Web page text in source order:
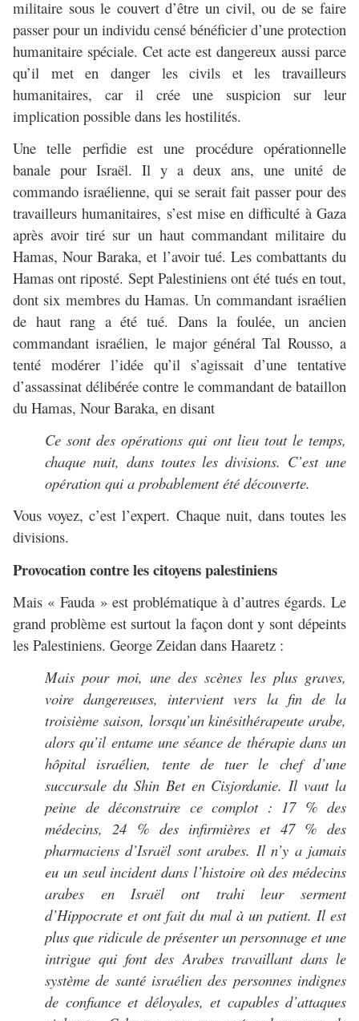
militaire sous le couvert d’être un civil, ou de se faire
passer pour un individu censé bénéficier d’une protection
humanitaire spéciale. Cet acte est dangereux aussi parce
qu’il met en danger les civils et les travailleurs
humanitaires, car il crée une suspicion sur leur
implication possible dans les hostilités.
Une telle perfidie est une procédure opérationnelle
banale pour Israël. Il y a deux ans, une unité de
commando israélienne, qui se serait fait passer pour des
travailleurs humanitaires, s’est mise en difficulté à Gaza
après avoir tiré sur un haut commandant militaire du
Hamas, Nour Baraka, et l’avoir tué. Les combattants du
Hamas ont riposté. Sept Palestiniens ont été tués en tout,
dont six membres du Hamas. Un commandant israélien
de haut rang a été tué. Dans la foulée, un ancien
commandant israélien, le major général Tal Rousso, a
tenté modérer l’idée qu’il s’agissait d’une tentative
d’assassinat délibérée contre le commandant de bataillon
du Hamas, Nour Baraka, en disant
Ce sont des opérations qui ont lieu tout le temps,
chaque nuit, dans toutes les divisions. C’est une
opération qui a probablement été découverte.
Vous voyez, c’est l’expert. Chaque nuit, dans toutes les
divisions.
Provocation contre les citoyens palestiniens
Mais « Fauda » est problématique à d’autres égards. Le
grand problème est surtout la façon dont y sont dépeints
les Palestiniens. George Zeidan dans Haaretz :
Mais pour moi, une des scènes les plus graves,
voire dangereuses, intervient vers la fin de la
troisième saison, lorsqu’un kinésithérapeute arabe,
alors qu’il entame une séance de thérapie dans un
hôpital israélien, tente de tuer le chef d’une
succursale du Shin Bet en Cisjordanie. Il vaut la
peine de déconstruire ce complot : 17 % des
médecins, 24 % des infirmières et 47 % des
pharmaciens d’Israël sont arabes. Il n’y a jamais
eu un seul incident dans l’histoire où des médecins
arabes en Israël ont trahi leur serment
d’Hippocrate et ont fait du mal à un patient. Il est
plus que ridicule de présenter un personnage et une
intrigue qui font des Arabes travaillant dans le
système de santé israélien des personnes indignes
de confiance et déloyales, et capables d’attaques